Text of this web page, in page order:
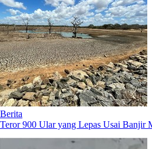
Berita
Teror 900 Ular yang Lepas Usai Banjir